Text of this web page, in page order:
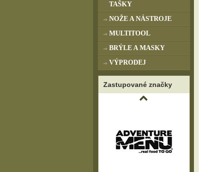
TAŠKY
NOŽE A NÁSTROJE
MULTITOOL
BRÝLE A MASKY
VÝPRODEJ
Zastupované značky